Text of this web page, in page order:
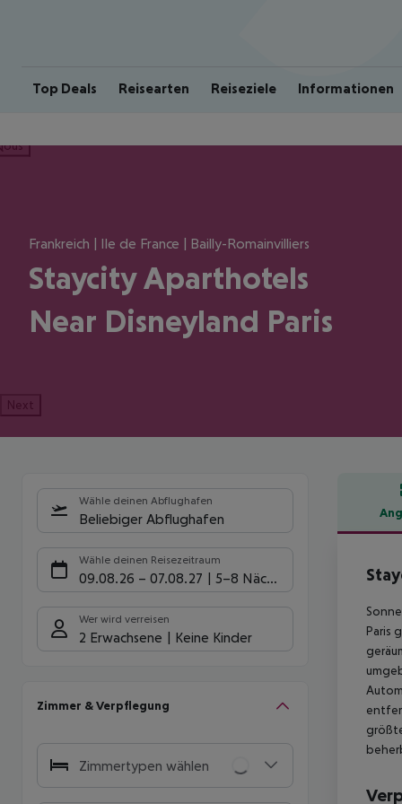
Top Deals Reisearten Reiseziele Informationen
Frankreich | Ile de France | Bailly-Romainvilliers
Staycity Aparthotels
Near Disneyland Paris
Next
Wähle deinen Abflughafen
Beliebiger Abflughafen
Wähle deinen Reisezeitraum
09.08.26 – 07.08.27 5-8 Nächte
Wer wird verreisen
2 Erwachsene Keine Kinder
Zimmer & Verpflegung
Zimmertypen wählen
Paris